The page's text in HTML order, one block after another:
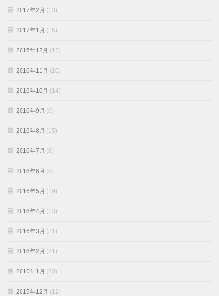
2017年2月 (13)
2017年1月 (15)
2016年12月 (12)
2016年11月 (10)
2016年10月 (14)
2016年9月 (6)
2016年8月 (15)
2016年7月 (8)
2016年6月 (9)
2016年5月 (19)
2016年4月 (13)
2016年3月 (21)
2016年2月 (21)
2016年1月 (20)
2015年12月 (12)